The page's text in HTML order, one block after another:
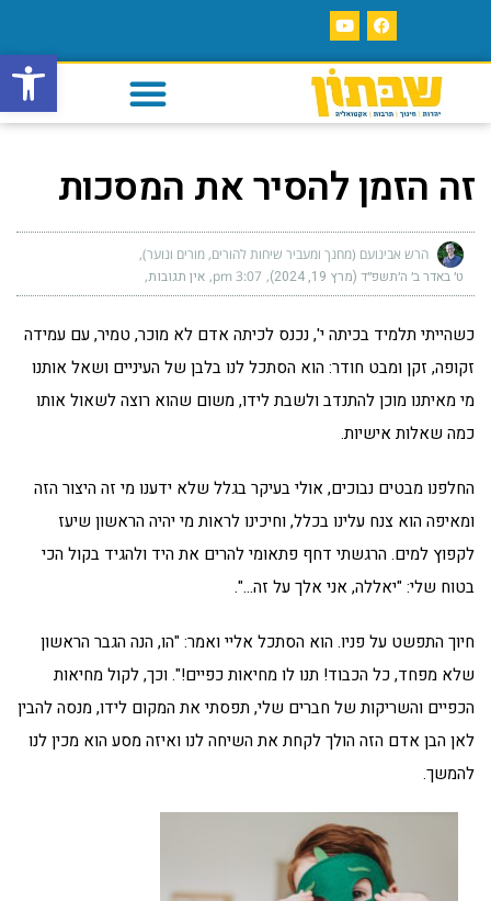
פתח
זה הזמן להסיר את המסכות
הרש אבינועם (מחנך ומעביר שיחות להורים, מורים ונוער)
ט׳ באדר ב׳ ה׳תשפ״ד (מרץ 19, 2024) 3:07 pm אין תגובות
כשהייתי תלמיד בכיתה י', נכנס לכיתה אדם לא מוכר, טמיר, עם עמידה
זקופה, זקן ומבט חודר: הוא הסתכל לנו בלבן של העיניים ושאל אותנו
מי מאיתנו מוכן להתנדב ולשבת לידו, משום שהוא רוצה לשאול אותו
כמה שאלות אישיות.
החלפנו מבטים נבוכים, אולי בעיקר בגלל שלא ידענו מי זה היצור הזה
ומאיפה הוא צנח עלינו בכלל, וחיכינו לראות מי יהיה הראשון שיעז
לקפוץ למים. הרגשתי דחף פתאומי להרים את היד ולהגיד בקול הכי
בטוח שלי: "יאללה, אני אלך על זה…".
חיוך התפשט על פניו. הוא הסתכל אליי ואמר: "הו, הנה הגבר הראשון
שלא מפחד, כל הכבוד! תנו לו מחיאות כפיים!". וכך, לקול מחיאות
הכפיים והשריקות של חברים שלי, תפסתי את המקום לידו, מנסה להבין
לאן הבן אדם הזה הולך לקחת את השיחה לנו ואיזה מסע הוא מכין לנו
להמשך.